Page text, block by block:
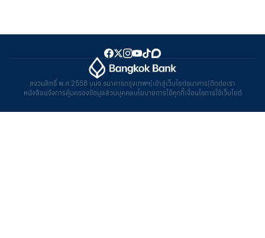
สงวนสิทธิ์ พ.ศ.2558 บมจ.ธนาคารกรุงเทพฯ เข้าสู่เว็บไซต์ธนาคาร ติดต่อเรา
หนังสือแจ้งการคุ้มครองข้อมูลส่วนบุคคลนโยบายการใช้คุกกี้เงื่อนไขการใช้เว็บไซต์